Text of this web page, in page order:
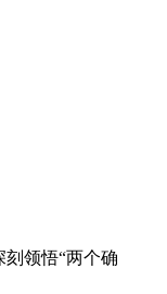
领悟“两个确